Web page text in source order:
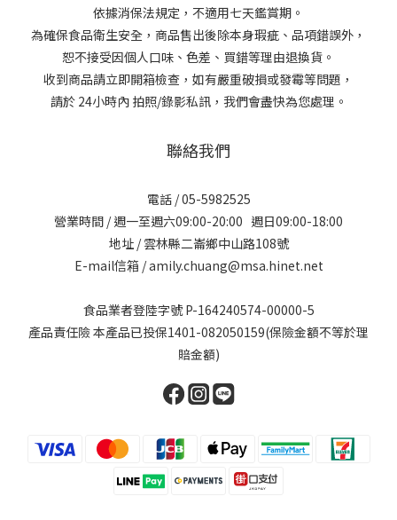
依據消保法規定，不適用七天鑑賞期。
為確保食品衛生安全，商品售出後除本身瑕疵、品項錯誤外，
恕不接受因個人口味、色差、買錯等理由退換貨。
收到商品請立即開箱檢查，如有嚴重破損或發霉等問題，
請於 24小時內 拍照/錄影私訊，我們會盡快為您處理。
聯絡我們
電話 / 05-5982525
營業時間 / 週一至週六09:00-20:00 週日09:00-18:00
地址 / 雲林縣二崙鄉中山路108號
E-mail信箱 / amily.chuang@msa.hinet.net
食品業者登陸字號 P-164240574-00000-5
產品責任險 本產品已投保1401-082050159(保險金額不等於理
賠金額)